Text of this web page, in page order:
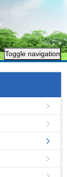
Toggle navigation